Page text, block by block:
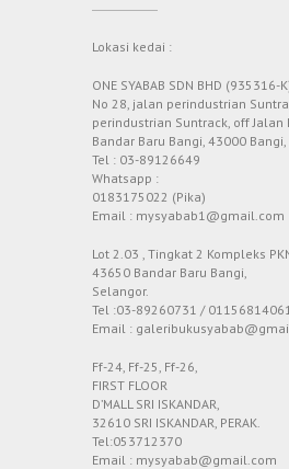
Lokasi kedai :
ONE SYABAB SDN BHD (935316-
No 28, jalan perindustrian
perindustrian Suntrack, off Jalan
Bandar Baru Bangi, 43000
Tel : 03-89126649
Whatsapp :
0183175022 (Pika)
Email : mysyabab1@gmail.com
Lot 2.03 , Tingkat 2 Kompleks
43650 Bandar Baru Bangi,
Selangor.
Tel :03-89260731 /
Email :
Ff-24, Ff-25, Ff-26,
FIRST FLOOR
D’MALL SRI ISKANDAR,
32610 SRI ISKANDAR, PERAK.
Tel:053712370
Email : mysyabab@gmail.com